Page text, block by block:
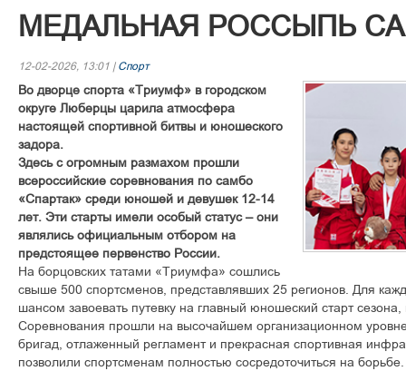
МЕДАЛЬНАЯ РОССЫПЬ
12-02-2026, 13:01 | Спорт
Во дворце спорта «Триумф» в городском
округе Люберцы царила атмосфера
настоящей спортивной битвы и юношеского
задора.
Здесь с огромным размахом прошли
всероссийские соревнования по самбо
«Спартак» среди юношей и девушек 12-14
лет. Эти старты имели особый статус – они
являлись официальным отбором на
предстоящее первенство России.
На борцовских татами «Триумфа» сошлись
свыше 500 спортсменов, представлявших 25 регионов. Для
шансом завоевать путевку на главный юношеский старт сезона,
Соревнования прошли на высочайшем организационном
бригад, отлаженный регламент и прекрасная спортивная
позволили спортсменам полностью сосредоточиться на борьбе.